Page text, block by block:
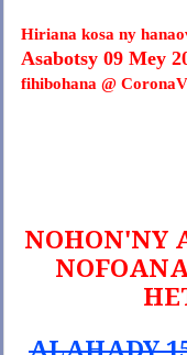
Hiriana kosa ny
Asabotsy 09 Mey
fihibohana @
NOHON'NY